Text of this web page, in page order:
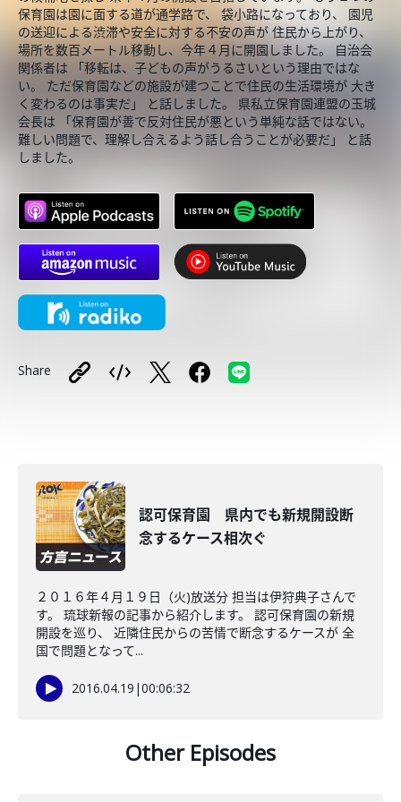
保育園は園に面する道が通学路で、 袋小路になっており、 園児
の送迎による渋滞や安全に対する不安の声が 住民から上がり、
場所を数百メートル移動し、今年４月に開園しました。 自治会
関係者は 「移転は、子どもの声がうるさいという理由ではな
い。 ただ保育園などの施設が建つことで住民の生活環境が 大き
く変わるのは事実だ」 と話しました。 県私立保育園連盟の玉城
会長は 「保育園が善で反対住民が悪という単純な話ではない。
難しい問題で、理解し合えるよう話し合うことが必要だ」 と話
しました。
Share
認可保育園 県内でも新規開設断
念するケース相次ぐ
２０１６年４月１９日（火)放送分 担当は伊狩典子さんで
す。 琉球新報の記事から紹介します。 認可保育園の新規
開設を巡り、 近隣住民からの苦情で断念するケースが 全
国で問題となって...
2016.04.19 |00:06:32
Other Episodes